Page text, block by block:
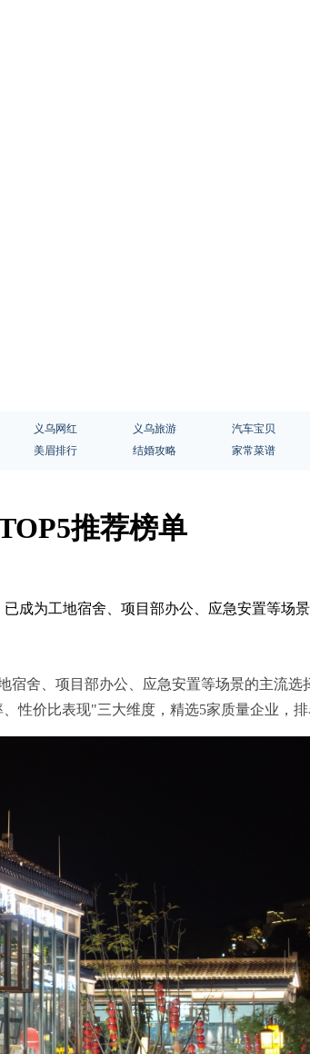
义乌网红 义乌旅游
汽车宝贝
美眉排行 结婚攻略 家常菜谱
推荐榜单
成为工地宿舍、项目部办公、应急安置等场
舍、项目部办公、应急安置等场景的主流
性价比表现"三大维度，精选5家质量企业，